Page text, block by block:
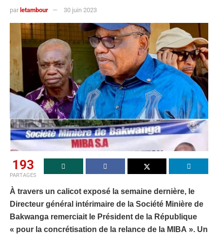
par letambour 30 juin 2023
193
PARTAGES
À travers un calicot exposé la semaine dernière, le
Directeur général intérimaire de la Société Minière de
Bakwanga remerciait le Président de la République
« pour la concrétisation de la relance de la MIBA ». Un